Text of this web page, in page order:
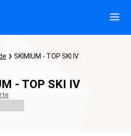
SKIMIUM - TOP SKI IV
- TOP SKI IV